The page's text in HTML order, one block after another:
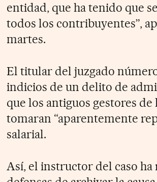
entidad, que ha tenido que
todos los contribuyentes”,
martes.
El titular del juzgado
indicios de un delito de
que los antiguos gestores de
tomaran “aparentemente
salarial.
Así, el instructor del caso ha